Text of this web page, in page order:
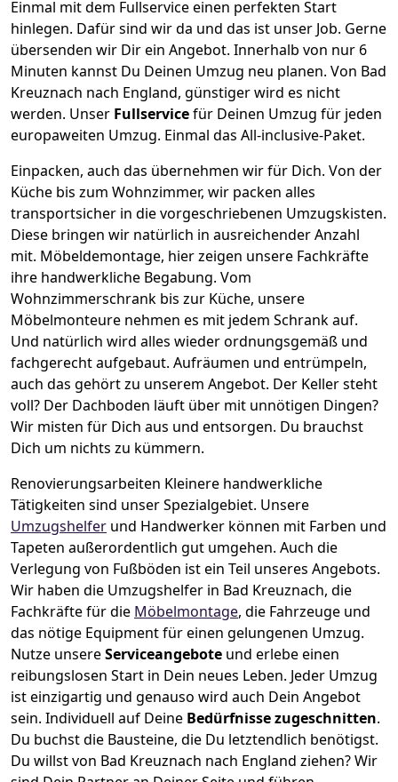
Einmal mit dem Fullservice einen perfekten Start
hinlegen. Dafür sind wir da und das ist unser Job. Gerne
übersenden wir Dir ein Angebot. Innerhalb von nur 6
Minuten kannst Du Deinen Umzug neu planen. Von Bad
Kreuznach nach England, günstiger wird es nicht
werden. Unser Fullservicefür Deinen Umzug für jeden
europaweiten Umzug. Einmal das All-inclusive-Paket.
Einpacken, auch das übernehmen wir für Dich. Von der
Küche bis zum Wohnzimmer, wir packen alles
transportsicher in die vorgeschriebenen Umzugskisten.
Diese bringen wir natürlich in ausreichender Anzahl
mit. Möbeldemontage, hier zeigen unsere Fachkräfte
ihre handwerkliche Begabung. Vom
Wohnzimmerschrank bis zur Küche, unsere
Möbelmonteure nehmen es mit jedem Schrank auf.
Und natürlich wird alles wieder ordnungsgemäß und
fachgerecht aufgebaut. Aufräumen und entrümpeln,
auch das gehört zu unserem Angebot. Der Keller steht
voll? Der Dachboden läuft über mit unnötigen Dingen?
Wir misten für Dich aus und entsorgen. Du brauchst
Dich um nichts zu kümmern.
Renovierungsarbeiten Kleinere handwerkliche
Tätigkeiten sind unser Spezialgebiet. Unsere
Umzugshelfer und Handwerker können mit Farben und
Tapeten außerordentlich gut umgehen. Auch die
Verlegung von Fußböden ist ein Teil unseres Angebots.
Wir haben die Umzugshelfer in Bad Kreuznach, die
Fachkräfte für die Möbelmontage, die Fahrzeuge und
das nötige Equipment für einen gelungenen Umzug.
Nutze unsereServiceangebote und erlebe einen
reibungslosen Start in Dein neues Leben. Jeder Umzug
ist einzigartig und genauso wird auch Dein Angebot
sein. Individuell auf Deine Bedürfnisse zugeschnitten.
Du buchst die Bausteine, die Du letztendlich benötigst.
Du willst von Bad Kreuznach nach England ziehen? Wir